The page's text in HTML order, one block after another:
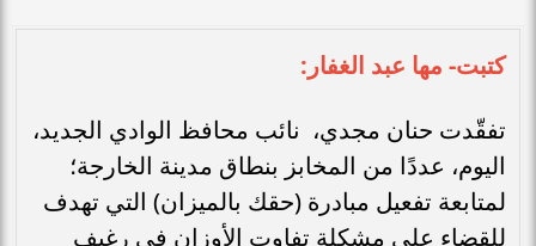
كتبت- مها عبد الغفار:
تفقّدت حنان مجدي، نائب محافظ الوادي الجديد،
اليوم، عددًا من المخابز بنطاق مدينة الخارجة؛
لمتابعة تفعيل مبادرة (حقك بالميزان) التي تهدف
للقضاء على مشكلة تفاوت الأوزان في رغيف